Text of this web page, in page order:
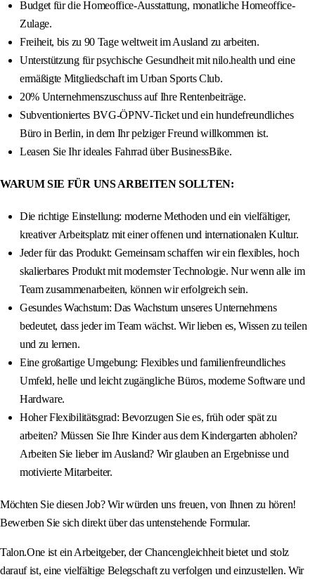
Budget für die Homeoffice-Ausstattung, monatliche Homeoffice-
Zulage.
Freiheit, bis zu 90 Tage weltweit im Ausland zu arbeiten.
Unterstützung für psychische Gesundheit mit nilo.health und eine
ermäßigte Mitgliedschaft im Urban Sports Club.
20% Unternehmenszuschuss auf Ihre Rentenbeiträge.
Subventioniertes BVG-ÖPNV-Ticket und ein hundefreundliches
Büro in Berlin, in dem Ihr pelziger Freund willkommen ist.
Leasen Sie Ihr ideales Fahrrad über BusinessBike.
WARUM SIE FÜR UNS ARBEITEN SOLLTEN:
Die richtige Einstellung: moderne Methoden und ein vielfältiger,
kreativer Arbeitsplatz mit einer offenen und internationalen Kultur.
Jeder für das Produkt: Gemeinsam schaffen wir ein flexibles, hoch
skalierbares Produkt mit modernster Technologie. Nur wenn alle im
Team zusammenarbeiten, können wir erfolgreich sein.
Gesundes Wachstum: Das Wachstum unseres Unternehmens
bedeutet, dass jeder im Team wächst. Wir lieben es, Wissen zu teilen
und zu lernen.
Eine großartige Umgebung: Flexibles und familienfreundliches
Umfeld, helle und leicht zugängliche Büros, moderne Software und
Hardware.
Hoher Flexibilitätsgrad: Bevorzugen Sie es, früh oder spät zu
arbeiten? Müssen Sie Ihre Kinder aus dem Kindergarten abholen?
Arbeiten Sie lieber im Ausland? Wir glauben an Ergebnisse und
motivierte Mitarbeiter.
Möchten Sie diesen Job? Wir würden uns freuen, von Ihnen zu hören!
Bewerben Sie sich direkt über das untenstehende Formular.
Talon.One ist ein Arbeitgeber, der Chancengleichheit bietet und stolz
darauf ist, eine vielfältige Belegschaft zu verfolgen und einzustellen. Wir